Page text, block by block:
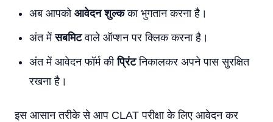
अब आपको आवेदन शुल्कका भुगतान करना है।
अंत मेंसबमिटवाले ऑप्शन पर क्लिक करना है।
अंत में आवेदन फॉर्म कीप्रिंटनिकालकर अपने पास सुरक्षित
रखना है।
इस आसान तरीके से आप CLAT परीक्षा के लिए आवेदन कर